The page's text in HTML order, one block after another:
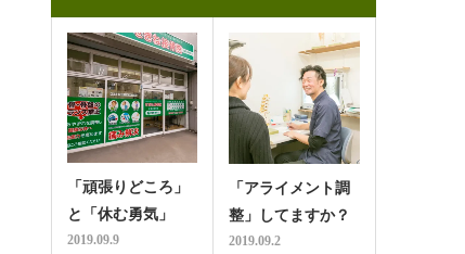
「頑張りどころ」
と「休む勇気」
2019.09.9
「アライメント調
整」してますか？
2019.09.2